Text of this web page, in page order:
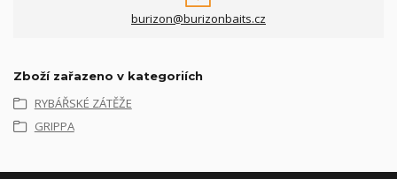
burizon@burizonbaits.cz
Zboží zařazeno v kategoriích
RYBÁŘSKÉ ZÁTĚŽE
GRIPPA